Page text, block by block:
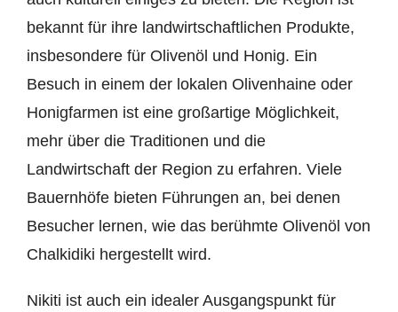
bekannt für ihre landwirtschaftlichen Produkte,
insbesondere für Olivenöl und Honig. Ein
Besuch in einem der lokalen Olivenhaine oder
Honigfarmen ist eine großartige Möglichkeit,
mehr über die Traditionen und die
Landwirtschaft der Region zu erfahren. Viele
Bauernhöfe bieten Führungen an, bei denen
Besucher lernen, wie das berühmte Olivenöl von
Chalkidiki hergestellt wird.
Nikiti ist auch ein idealer Ausgangspunkt für